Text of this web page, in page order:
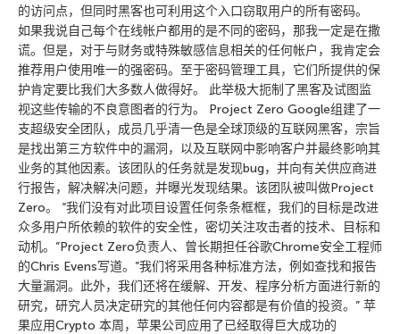
的访问点，但同时黑客也可利用这个入口窃取用户的所有密码。
如果我说自己每个在线帐户都用的是不同的密码，那我一定是在撒
谎。但是，对于与财务或特殊敏感信息相关的任何帐户，我肯定会
推荐用户使用唯一的强密码。至于密码管理工具，它们所提供的保
护肯定要比我们大多数人做得好。 此举极大扼制了黑客及试图监
视这些传输的不良意图者的行为。 Project Zero Google组建了一
支超级安全团队，成员几乎清一色是全球顶级的互联网黑客，宗旨
是找出第三方软件中的漏洞，以及互联网中影响客户并最终影响其
业务的其他因素。该团队的任务就是发现bug，并向有关供应商进
行报告，解决解决问题，并曝光发现结果。该团队被叫做Project
Zero。 “我们没有对此项目设置任何条条框框，我们的目标是改进
众多用户所依赖的软件的安全性，密切关注攻击者的技术、目标和
动机。”Project Zero负责人、曾长期担任谷歌Chrome安全工程师
的Chris Evens写道。”我们将采用各种标准方法，例如查找和报告
大量漏洞。此外，我们还将在缓解、开发、程序分析方面进行新的
研究，研究人员决定研究的其他任何内容都是有价值的投资。” 苹
果应用Crypto 本周，苹果公司应用了已经取得巨大成功的